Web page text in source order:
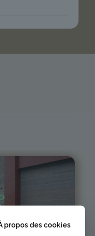
propos des cookies